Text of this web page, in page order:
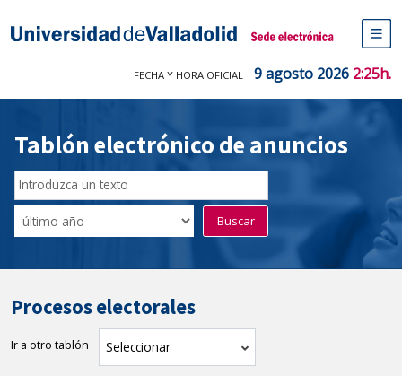
Sede electrónica Universidad de
de
FECHA Y HORA OFICIAL 9 agosto 2026 2:25h.
Tablón electrónico de anuncios
Buscador
del
Tablón
Filtro
de
Buscar
Procesos electorales
Ir a otro tablón Seleccionar tablón